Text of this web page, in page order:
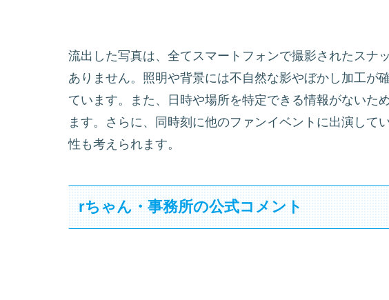
流出した写真は、全てスマートフォンで撮影されたスナ
ありません。照明や背景には不自然な影やぼかし加工が
ています。また、日時や場所を特定できる情報がないた
ます。さらに、同時刻に他のファンイベントに出演して
性も考えられます。
rちゃん・事務所の公式コメント